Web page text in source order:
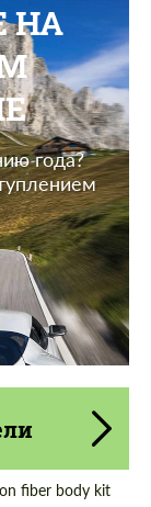
НА
года?